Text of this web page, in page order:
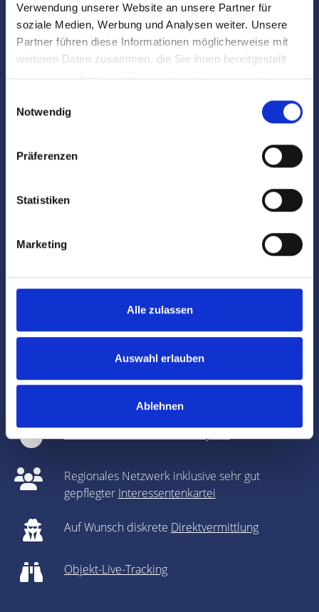
Verwendung unserer Website an unsere Partner für
soziale Medien, Werbung und Analysen weiter. Unsere
Partner führen diese Informationen möglicherweise mit
weiteren Daten zusammen, die Sie ihnen bereitgestellt
haben oder die sie im Rahmen Ihrer Nutzung der Dienste
Notwendig
Präferenzen
Statistiken
Marketing
Alle zulassen
Auswahl erlauben
Ablehnen
Blick
Immobilienbewertung
Individuelle Analyse gemeinsam mit dem
Eigentümer
Klärung baurechtlicher Fragen bei
fundierte
Fachmännische und individuelle Vermarktung
Fotografie & Exposé-Erstellung
Online-Vermarktung auf allen relevanten
Bei Bedarf: optische Auffrischung des Objekts
)
Regionales Netzwerk inklusive sehr gut
gepflegter Interessentenkartei
Auf Wunsch diskrete Direktvermittlung
Objekt-Live-Tracking